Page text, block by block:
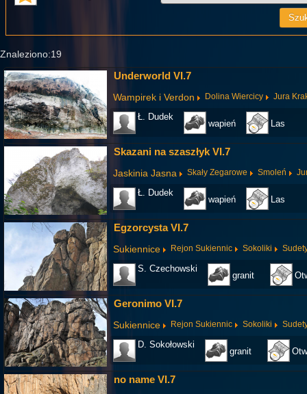
Znaleziono:19
Underworld VI.7
Wampirek i Verdon Dolina Wiercicy Jura
Ł. Dudek
wapień Las
Skazani na szaszłyk VI.7
Jaskinia Jasna Skały Zegarowe Smoleń
Ł. Dudek
wapień Las
Egzorcysta VI.7
Sukiennice Rejon Sukiennic Sokoliki
S. Czechowski
granit
Geronimo VI.7
Sukiennice Rejon Sukiennic Sokoliki
D. Sokołowski
granit
no name VI.7